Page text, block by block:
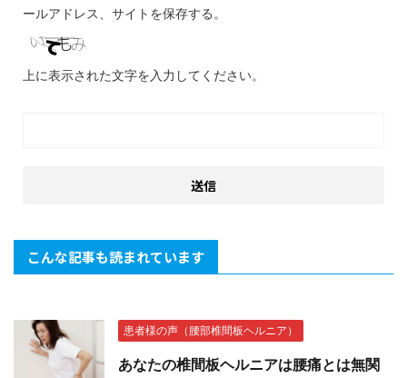
ールアドレス、サイトを保存する。
上に表示された文字を入力してください。
こんな記事も読まれています
患者様の声（腰部椎間板ヘルニア）
あなたの椎間板ヘルニアは腰痛とは無関